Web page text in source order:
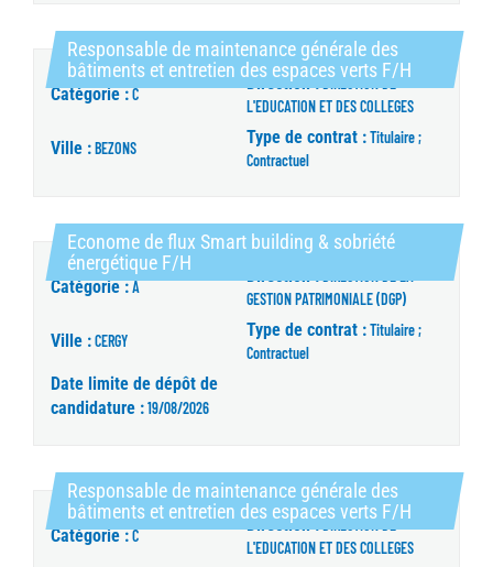
Responsable de maintenance générale des
bâtiments et entretien des espaces verts F/H
Catégorie :C
Direction :DIRECTION DE
L'EDUCATION ET DES COLLEGES
Ville :BEZONS
Type de contrat :Titulaire ;
Contractuel
Econome de flux Smart building & sobriété
énergétique F/H
Catégorie :A
Direction :
GESTION PATRIMONIALE (DGP)
Ville :CERGY
Type de contrat :Titulaire ;
Contractuel
Date limite de dépôt de
candidature :19/08/2026
Responsable de maintenance générale des
bâtiments et entretien des espaces verts F/H
Catégorie :C
Direction :DIRECTION DE
L'EDUCATION ET DES COLLEGES